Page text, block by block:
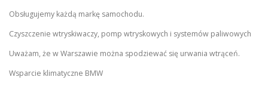
Obsługujemy każdą markę samochodu.
Czyszczenie wtryskiwaczy, pomp wtryskowych i systemów paliwowych
Uważam, że w Warszawie można spodziewać się urwania wtrąceń.
Wsparcie klimatyczne BMW